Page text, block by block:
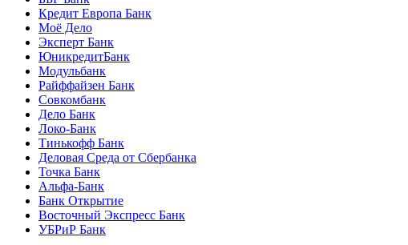
Кредит Европа Банк
Моё Дело
Эксперт Банк
ЮникредитБанк
Модульбанк
Райффайзен Банк
Совкомбанк
Дело Банк
Локо-Банк
Тинькофф Банк
Деловая Среда от Сбербанка
Точка Банк
Альфа-Банк
Банк Открытие
Восточный Экспресс Банк
УБРиР Банк